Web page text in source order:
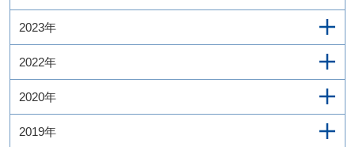
2023年
2022年
2020年
2019年